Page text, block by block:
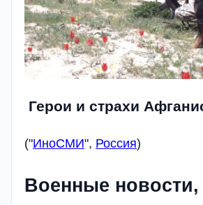
Герои и страхи
("ИноСМИ", Россия)
Военные новости,